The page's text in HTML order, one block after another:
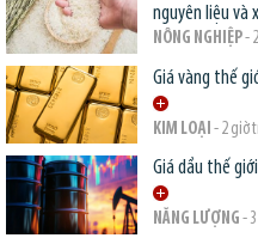
nguyên liệu và
NÔNG NGHIỆP-
Giá vàng thế
KIM LOẠI - 2 giờ
Giá dầu thế
NĂNG LƯỢNG -